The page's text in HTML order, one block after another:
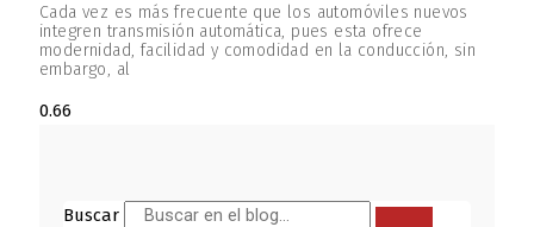
Cada vez es más frecuente que los automóviles nuevos
integren transmisión automática, pues esta ofrece
modernidad, facilidad y comodidad en la conducción, sin
embargo, al
Buscar